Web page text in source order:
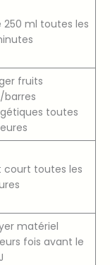
250 ml toutes les
fruits
barres
toutes
court toutes les
matériel
fois avant le